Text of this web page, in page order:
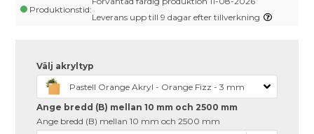
Produktionstid:
Leverans upp till 9 dagar efter tillverkning
Välj akryltyp
Pastell Orange Akryl - Orange Fizz - 3 mm
Ange bredd (B) mellan 10 mm och 2500 mm
Ange bredd (B) mellan 10 mm och 2500 mm